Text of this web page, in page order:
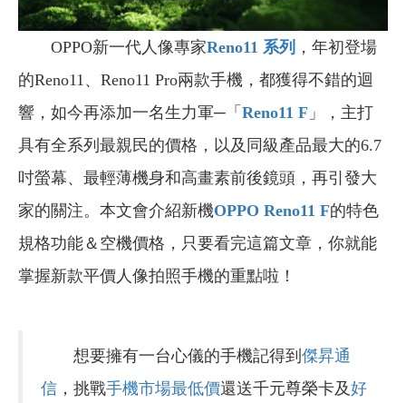
OPPO新一代人像專家Reno11 系列 ，年初登場
的Reno11、Reno11 Pro兩款手機，都獲得不錯的迴
響，如今再添加一名生力軍─「 Reno11 F 」，主打
具有全系列最親民的價格，以及同級產品最大的6.7
吋螢幕、最輕薄機身和高畫素前後鏡頭，再引發大
家的關注。本文會介紹新機OPPO Reno11 F的特色
規格功能＆空機價格，只要看完這篇文章，你就能
掌握新款平價人像拍照手機的重點啦！
想要擁有一台心儀的手機記得到 傑昇通
信 ，挑戰手機市場最低價還送千元尊榮卡及好